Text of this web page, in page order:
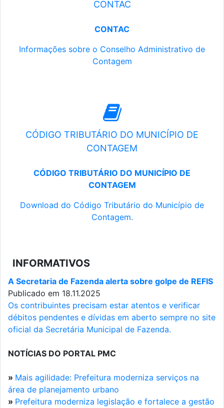
CONTAC
CONTAC
Informações sobre o Conselho Administrativo de
Contagem
CÓDIGO TRIBUTÁRIO DO MUNICÍPIO DE
CONTAGEM
CÓDIGO TRIBUTÁRIO DO MUNICÍPIO DE
CONTAGEM
Download do Código Tributário do Município de
Contagem.
INFORMATIVOS
A Secretaria de Fazenda alerta sobre golpe de REFIS
Publicado em 18.11.2025
Os contribuintes precisam estar atentos e verificar
débitos pendentes e dívidas em aberto sempre no site
oficial da Secretária Municipal de Fazenda.
NOTÍCIAS DO PORTAL PMC
» Mais agilidade: Prefeitura moderniza serviços na
área de planejamento urbano
» Prefeitura moderniza legislação e fortalece a gestão